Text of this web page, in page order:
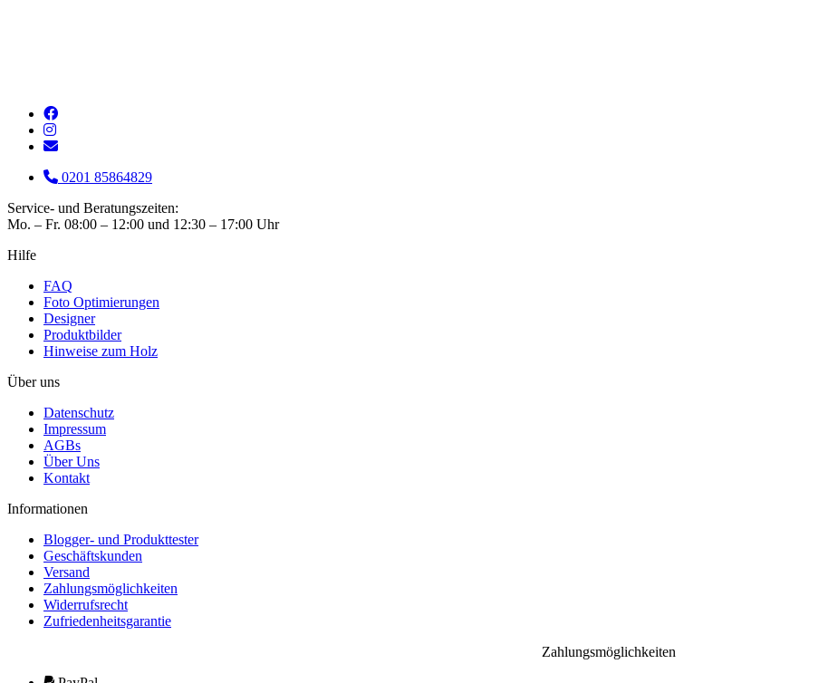
0201 85864829
Service- und Beratungszeiten:
Mo. – Fr. 08:00 – 12:00 und 12:30 – 17:00 Uhr
Hilfe
FAQ
Foto Optimierungen
Designer
Produktbilder
Hinweise zum Holz
Über uns
Datenschutz
Impressum
AGBs
Über Uns
Kontakt
Informationen
Blogger- und Produkttester
Geschäftskunden
Versand
Zahlungsmöglichkeiten
Widerrufsrecht
Zufriedenheitsgarantie
Zahlungsmöglichkeiten